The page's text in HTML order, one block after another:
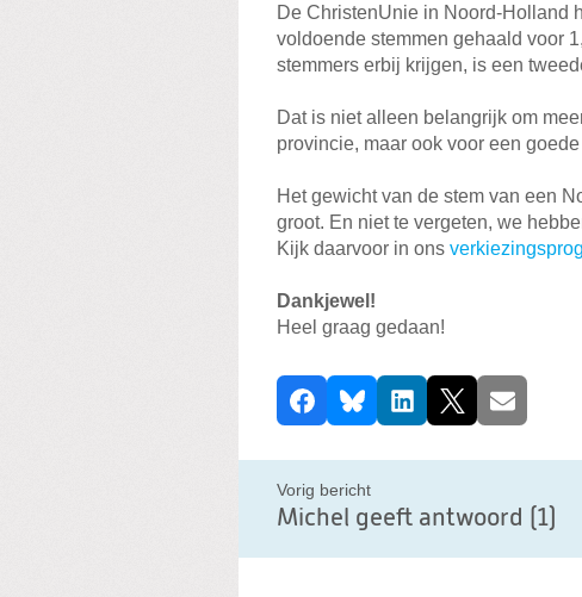
De ChristenUnie in Noord-Holland
voldoende stemmen gehaald voor
stemmers erbij krijgen, is een
Dat is niet alleen belangrijk om
provincie, maar ook voor een
Het gewicht van de stem van een
groot. En niet te vergeten, we
Kijk daarvoor in ons
Dankjewel!
Heel graag gedaan!
D
e
e
l
d
FacebookBlueskyLinkedIn
X E-mail
Vorig bericht
Michel geeft antwoord (1)